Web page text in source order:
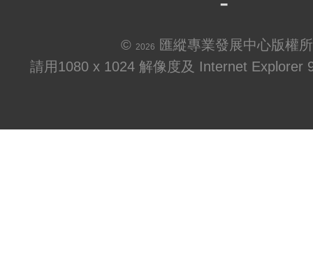
© 2026
匯縱專業發展中心版權
請用1080 x 1024 解像度及 Internet Explorer